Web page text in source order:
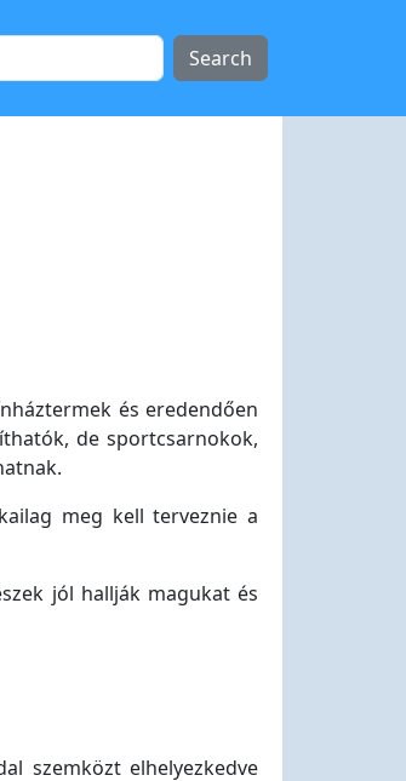
és eredendően
de sportcsarnokok,
meg kell terveznie a
jól hallják magukat és
szemközt elhelyezkedve